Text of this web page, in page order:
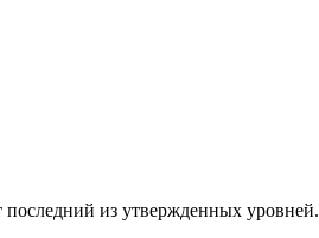
из утвержденных уровней.